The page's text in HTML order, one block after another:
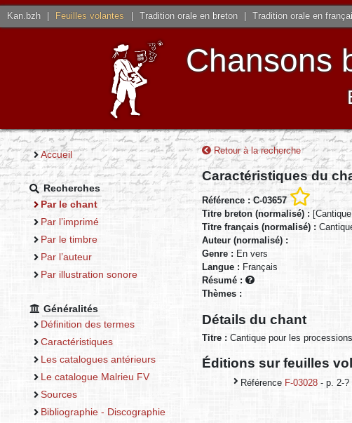
Kan.bzh Feuilles volantes Tradition orale en breton Tradition orale en
Chansons
Accueil
Recherches
Par le chant
Par l’imprimé
Par le timbre
Par l’auteur
Par illustration sonore
Généralités
Définition des termes
Caractéristiques
Les catalogues antérieurs
Le catalogue Malrieu FV
Sources
Bibliographie - Discographie
Retour à la recherche
Caractéristiques du
Référence : C-03657
Titre breton (normalisé) :
Titre français (normalisé) :
Auteur (normalisé) :
Genre : En vers
Langue : Français
Résumé :
Thèmes :
Détails du chant
Titre : Cantique pour les processions
Éditions sur feuilles
Référence F-03028 - p. 2-?